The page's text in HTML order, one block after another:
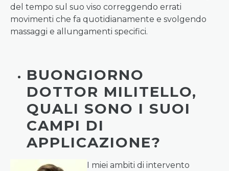
del tempo sul suo viso correggendo errati
movimenti che fa quotidianamente e svolgendo
massaggi e allungamenti specifici.
BUONGIORNO
DOTTOR MILITELLO,
QUALI SONO I SUOI
CAMPI DI
APPLICAZIONE?
I miei ambiti di intervento